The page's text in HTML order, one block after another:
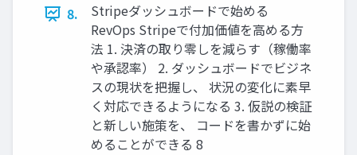
8.
Stripeダッシュボードで始める
RevOps Stripeで付加価値を高める方
法 1. 決済の取り零しを減らす（稼働率
や承認率） 2. ダッシュボードでビジネ
スの現状を把握し、 状況の変化に素早
く対応できるようになる 3. 仮説の検証
と新しい施策を、 コードを書かずに始
めることができる 8